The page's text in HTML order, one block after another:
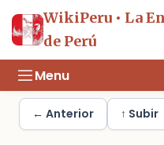
WikiPeru • La
de Perú
Menu
← Anterior ↑ Subir